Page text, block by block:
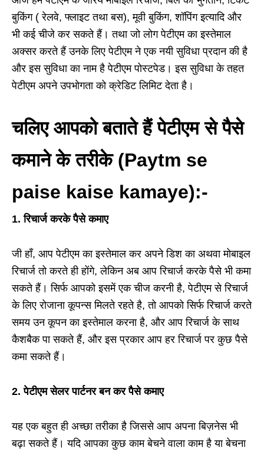
बुकिंग ( रेलवे, फ्लाइट तथा बस), मूवी बुकिंग, शॉपिंग इत्यादि और
भी कई चीजे कर सकते हैं। तथा जो लोग पेटीएम का इस्तेमाल
अक्सर करते हैं उनके लिए पेटीएम ने एक नयी सुविधा प्रदान की है
और इस सुविधा का नाम है पेटीएम पोस्टपेड। इस सुविधा के तहत
पेटीएम अपने उपभोगता को क्रेडिट लिमिट देता है।
चलिए आपको बताते हैं पेटीएम से पैसे
कमाने के तरीके (Paytm se
paise kaise kamaye):-
1. रिचार्ज करके पैसे कमाए
जी हाँ, आप पेटीएम का इस्तेमाल कर अपने डिश का अथवा मोबाइल
रिचार्ज तो करते ही होंगे, लेकिन अब आप रिचार्ज करके पैसे भी कमा
सकते हैं। सिर्फ आपको इसमें एक चीज करनी है, पेटीएम से रिचार्ज
के लिए रोजाना कूपन्स मिलते रहते है, तो आपको सिर्फ रिचार्ज करते
समय उन कूपन का इस्तेमाल करना है, और आप रिचार्ज के साथ
कैशबैक पा सकते हैं, और इस प्रकार आप हर रिचार्ज पर कुछ पैसे
कमा सकते हैं।
2. पेटीएम सेलर पार्टनर बन कर पैसे कमाए
यह एक बहुत ही अच्छा तरीका है जिससे आप अपना बिज़नेस भी
बढ़ा सकते हैं। यदि आपका कुछ काम बेचने वाला काम है या बेचना